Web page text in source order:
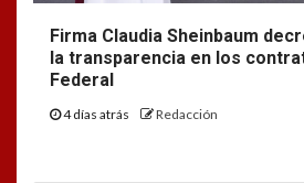
Firma Claudia Sheinbaum
la transparencia en los
Federal
4 días atrás Redacción